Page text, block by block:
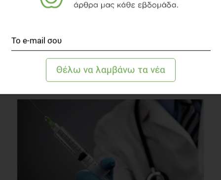
Ο στόχος της απώλειας βάρους